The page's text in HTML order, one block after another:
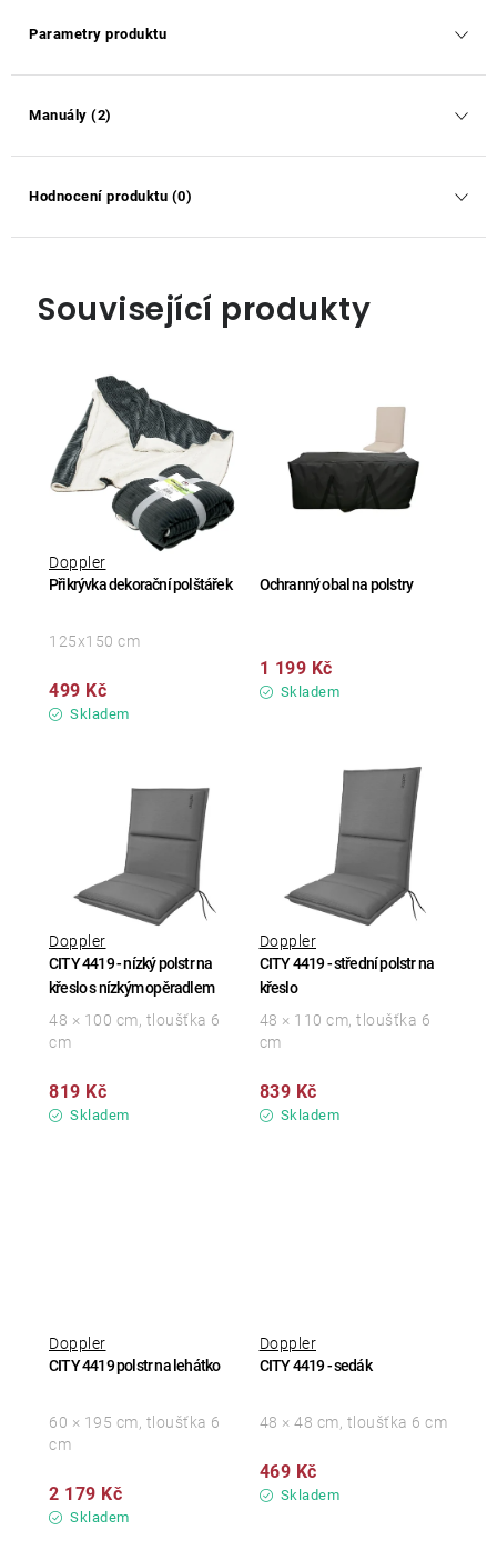
Parametry produktu
Manuály (2)
Hodnocení produktu (0)
Související produkty
Přikrývka dekorační polštářek
Doppler
Skladem
499 Kč
125x150 cm
Ochranný obal na polstry
Skladem
1 199 Kč
CITY 4419 - nízký polstr na
křeslo s nízkým opěradlem
Doppler
Skladem
819 Kč
48 × 100 cm, tloušťka 6
cm
CITY 4419 - střední polstr na
křeslo
Doppler
Skladem
839 Kč
48 × 110 cm, tloušťka 6
cm
CITY 4419 polstr na lehátko
Doppler
Skladem
2 179 Kč
60 × 195 cm, tloušťka 6
cm
CITY 4419 - sedák
Doppler
Skladem
469 Kč
48 × 48 cm, tloušťka 6 cm